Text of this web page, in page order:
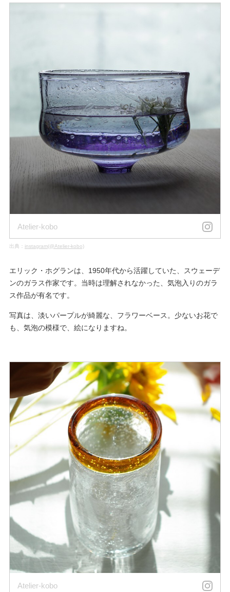
Atelier-kobo
出典： instagram(@Atelier-kobo)
エリック・ホグランは、1950年代から活躍していた、スウェーデ
ンのガラス作家です。当時は理解されなかった、気泡入りのガラ
ス作品が有名です。
写真は、淡いパープルが綺麗な、フラワーベース。少ないお花で
も、気泡の模様で、絵になりますね。
Atelier-kobo